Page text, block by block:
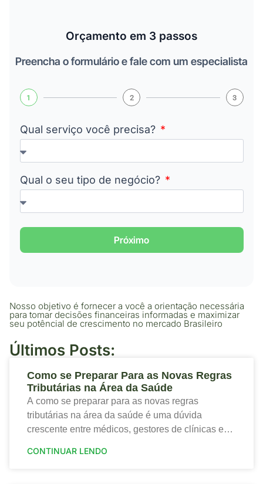
Orçamento em 3 passos
Preencha o formulário e fale com um especialista
1 2 3
Qual serviço você precisa?
Qual o seu tipo de negócio?
Próximo
Nosso objetivo é fornecer a você a orientação necessária
para tomar decisões financeiras informadas e maximizar
seu potêncial de crescimento no mercado Brasileiro
Últimos Posts:
Como se Preparar Para as Novas Regras
Tributárias na Área da Saúde
A como se preparar para as novas regras
tributárias na área da saúde é uma dúvida
crescente entre médicos, gestores de clínicas e
financeira
CONTINUAR LENDO